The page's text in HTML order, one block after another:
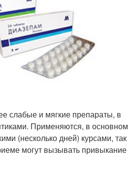
слабые и мягкие препараты, в
Применяются, в основном
(несколько дней) курсами, так
могут вызывать привыкание